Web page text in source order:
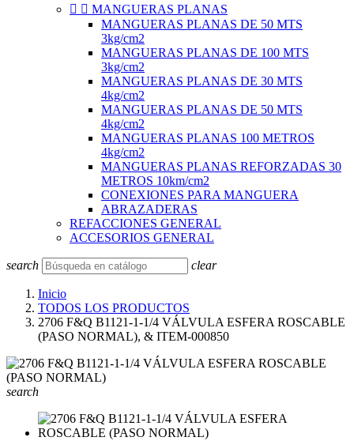
  MANGUERAS PLANAS
MANGUERAS PLANAS DE 50 MTS
3kg/cm2
MANGUERAS PLANAS DE 100 MTS
3kg/cm2
MANGUERAS PLANAS DE 30 MTS
4kg/cm2
MANGUERAS PLANAS DE 50 MTS
4kg/cm2
MANGUERAS PLANAS 100 METROS
4kg/cm2
MANGUERAS PLANAS REFORZADAS 30
METROS 10km/cm2
CONEXIONES PARA MANGUERA
ABRAZADERAS
REFACCIONES GENERAL
ACCESORIOS GENERAL
search clear
Inicio
TODOS LOS PRODUCTOS
2706 F&Q B1121-1-1/4 VÁLVULA ESFERA ROSCABLE
(PASO NORMAL), & ITEM-000850
search